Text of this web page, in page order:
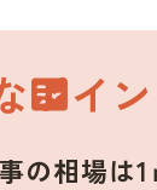
fact_check
ポイ
の相場は1